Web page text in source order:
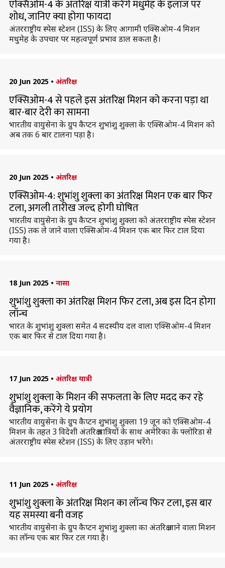
एक्सिओम-4 के अंतरिक्ष यात्री करेंगे मधुमेह के इलाज पर
शोध, जानिए क्या होगा फायदा
अंतरराष्ट्रीय स्पेस स्टेशन (ISS) के लिए आगामी एक्सिओम-4 मिशन
मधुमेह के उपचार पर महत्वपूर्ण प्रभाव डाल सकता है।
20 Jun 2025 • अंतरिक्ष
एक्सिओम-4 से पहले इस अंतरिक्ष मिशन को करना पड़ा था
बार-बार देरी का सामना
भारतीय वायुसेना के ग्रुप कैप्टन शुभांशु शुक्ला के एक्सिओम-4 मिशन को
अब तक 6 बार टालना पड़ा है।
20 Jun 2025 • अंतरिक्ष
एक्सिओम-4: शुभांशु शुक्ला का अंतरिक्ष मिशन एक बार फिर
टला, अगली तारीख जल्द होगी घोषित
भारतीय वायुसेना के ग्रुप कैप्टन शुभांशु शुक्ला को अंतरराष्ट्रीय स्पेस स्टेशन
(ISS) तक ले जाने वाला एक्सिओम-4 मिशन एक बार फिर टाल दिया
गया है।
18 Jun 2025 • नासा
शुभांशु शुक्ला का अंतरिक्ष मिशन फिर टला, अब इस दिन होगा
लॉन्च
भारत के शुभांशु शुक्ला समेत 4 सदस्यीय दल वाला एक्सिओम-4 मिशन
एक बार फिर से टाल दिया गया है।
17 Jun 2025 • अंतरिक्ष यात्री
शुभांशु शुक्ला के मिशन की सफलता के लिए मदद कर रहे
वैज्ञानिक, करेंगे ये प्रयोग
भारतीय वायुसेना के ग्रुप कैप्टन शुभांशु शुक्ला 19 जून को एक्सिओम-4
मिशन के तहत 3 विदेशी अंतरिक्ष यात्रियों के साथ अमेरिका के फ्लोरिडा से
अंतरराष्ट्रीय स्पेस स्टेशन (ISS) के लिए उड़ान भरेंगे।
11 Jun 2025 • अंतरिक्ष
शुभांशु शुक्ला के अंतरिक्ष मिशन का लॉन्च फिर टला, इस बार
यह समस्या बनी वजह
भारतीय वायुसेना के ग्रुप कैप्टन शुभांशु शुक्ला का अंतरिक्ष जाने वाला मिशन
का लॉन्च एक बार फिर टल गया है।